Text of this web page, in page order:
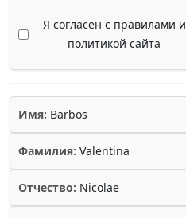
Я согласен с правилами и
политикой сайта
Имя: Barbos
Фамилия: Valentina
Отчество: Nicolae